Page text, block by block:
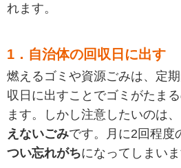
れます。
1．自治体の回収日に出す
燃えるゴミや資源ごみは、定
収日に出すことでゴミがたま
ます。しかし注意したいのは
えないごみです。月に2回程度
つい忘れがちになってしまいま